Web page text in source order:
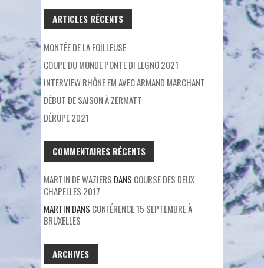
ARTICLES RÉCENTS
MONTÉE DE LA FOILLEUSE
COUPE DU MONDE PONTE DI LEGNO 2021
INTERVIEW RHÔNE FM AVEC ARMAND MARCHANT
DÉBUT DE SAISON À ZERMATT
DÉRUPE 2021
COMMENTAIRES RÉCENTS
MARTIN DE WAZIERS DANS COURSE DES DEUX
CHAPELLES 2017
MARTIN DANS CONFÉRENCE 15 SEPTEMBRE À
BRUXELLES
ARCHIVES